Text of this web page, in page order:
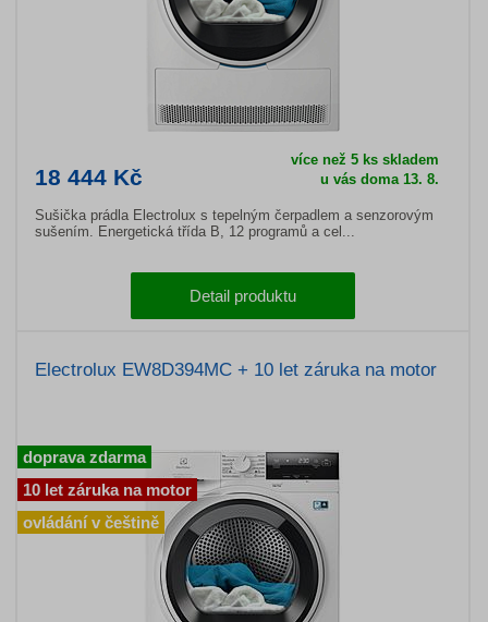
18 444 Kč
více než 5 ks skladem
u vás doma 13. 8.
Sušička prádla Electrolux s tepelným čerpadlem a senzorovým
sušením. Energetická třída B, 12 programů a cel...
Detail produktu
Electrolux EW8D394MC + 10 let záruka na motor
doprava zdarma
10 let záruka na motor
ovládání v češtině